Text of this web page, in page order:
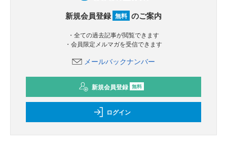
新規会員登録 無料 のご案内
・全ての過去記事が閲覧できます
・会員限定メルマガを受信できます
メールバックナンバー
新規会員登録 無料
ログイン